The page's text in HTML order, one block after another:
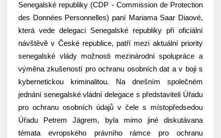
Senegalské republiky (CDP - Commission de Protection
des Données Personnelles) paní Mariama Saar Diaové,
která vede delegaci Senegalské republiky při oficiální
návštěvě v České republice, patří mezi aktuální priority
senegalské vlády možnosti mezinárodní spolupráce a
výměna zkušeností pro ochranu osobních dat a v boji s
kybernetickou kriminalitou. Na dnešním společném
jednání senegalské vládní delegace s představiteli Úřadu
pro ochranu osobních údajů v čele s místopředsedou
Úřadu Petrem Jägrem, byla mimo jiné diskutávana
témata evropského právního rámce pro ochranu